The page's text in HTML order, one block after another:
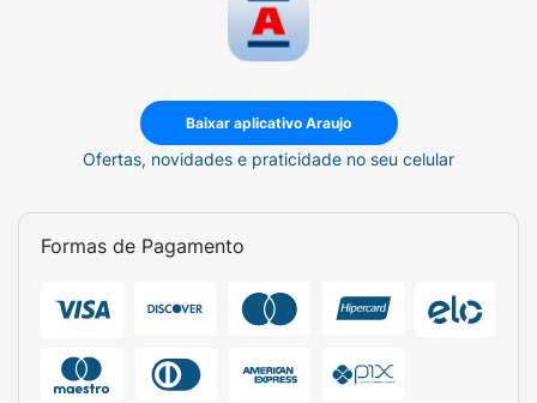
Baixar aplicativo Araujo
Ofertas, novidades e praticidade no seu celular
Formas de Pagamento